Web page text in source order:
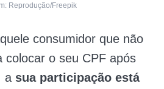
Reprodução/Freepik
consumidor que não
colocar o seu CPF após
a sua participação está